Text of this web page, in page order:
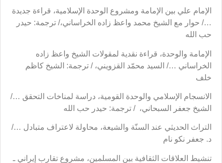
الإمام علي بين الإمامة ومشروع الوحدة الإسلامية، قراءة جديدة
…/ حوار مع الشيخ محمد واعظ زاده الخراساني،/ ترجمة: حيدر
حب الله
الإمامة والوحدة، قراءة نقدية لمقولات الشيخ واعظ زاده
الخراساني …/ السيد محمّد القزويني، / ترجمة: الشيخ كاظم
خلف
الانسجام الإسلامي والوحدة القومية، دراسة لمناخات التحقق …/
الشيخ جعفر السبحاني، / ترجمة: حيدر حب الله
التراث الحديثي عند السنّة والشيعة، محاولة لاعتراف متبادل …/
د. جعفر نكو نام
تنشيط العلاقات الثقافية بين المسلمين، مشروع تقارب إيراني ـ